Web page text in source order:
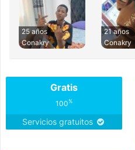
25 años
Conakry
21 años
Conakry
Gratis
100%
Servicios gratuitos